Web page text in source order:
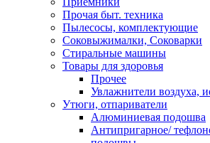
Прочая быт. техника
Пылесосы, комплектующие
Соковыжималки, Соковарки
Стиральные машины
Товары для здоровья
Прочее
Увлажнители воздуха,
Утюги, отпариватели
Алюминиевая подошва
Антипригарное/